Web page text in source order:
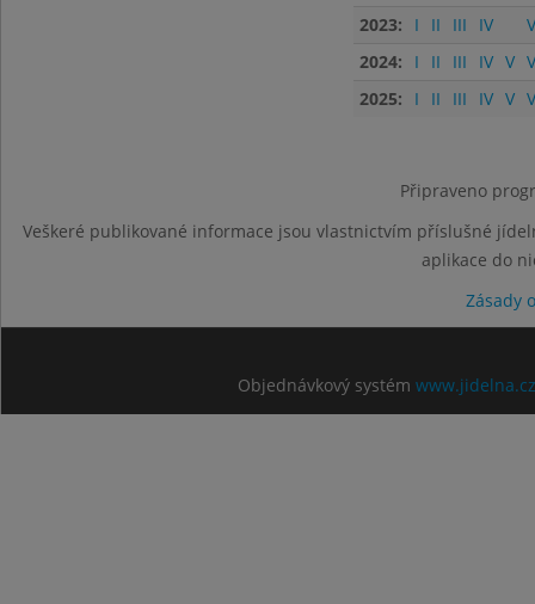
2023:
I II III IV
2024:
I II III IV V
2025:
I II III IV V
Připraveno
Veškeré publikované informace jsou vlastnictvím příslušné
aplikace do
Zásady
Objednávkový systém www.jidelna.cz